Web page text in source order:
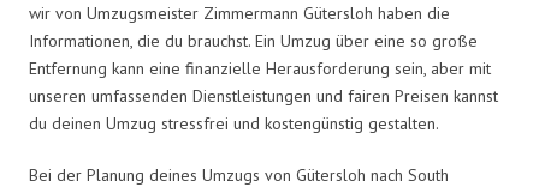
wir von Umzugsmeister Zimmermann Gütersloh haben die
Informationen, die du brauchst. Ein Umzug über eine so große
Entfernung kann eine finanzielle Herausforderung sein, aber mit
unseren umfassenden Dienstleistungen und fairen Preisen kannst
du deinen Umzug stressfrei und kostengünstig gestalten.
Bei der Planung deines Umzugs von Gütersloh nach South